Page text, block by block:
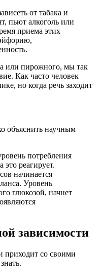
от табака и
пьют алкоголь или
приема этих
или пирожного, мы так
Как часто человек
но когда речь заходит
объяснить научным
потребления
это реагирует.
начинается
Уровень
глюкозой, начнет
зависимости
приходит со своими